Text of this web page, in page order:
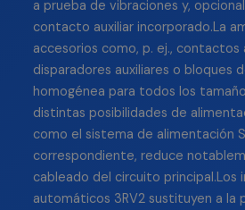
a prueba de vibraciones y,
contacto auxiliar incorporado.La
accesorios como, p. ej., contactos
disparadores auxiliares o bloques
homogénea para todos los
distintas posibilidades de
como el sistema de alimentación
correspondiente, reduce
cableado del circuito principal.Los
automáticos 3RV2 sustituyen a la